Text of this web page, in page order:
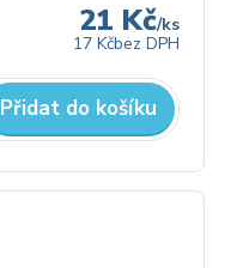
21 Kč/ks
17 Kčbez DPH
Přidat do košíku